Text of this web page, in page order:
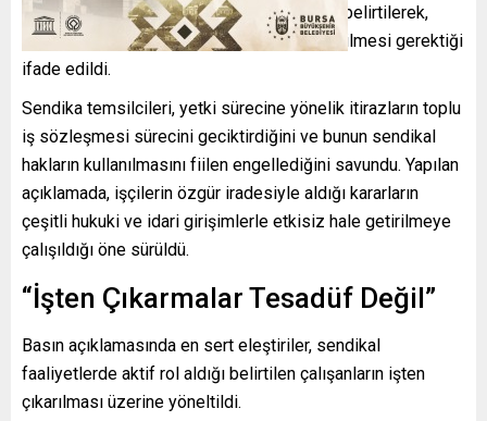
DİSK/Enerji-Sen çatısı altında örgütlendiği belirtilerek,
işçilerin demokratik iradesine saygı gösterilmesi gerektiği
ifade edildi.
Sendika temsilcileri, yetki sürecine yönelik itirazların toplu
iş sözleşmesi sürecini geciktirdiğini ve bunun sendikal
hakların kullanılmasını fiilen engellediğini savundu. Yapılan
açıklamada, işçilerin özgür iradesiyle aldığı kararların
çeşitli hukuki ve idari girişimlerle etkisiz hale getirilmeye
çalışıldığı öne sürüldü.
“İşten Çıkarmalar Tesadüf Değil”
Basın açıklamasında en sert eleştiriler, sendikal
faaliyetlerde aktif rol aldığı belirtilen çalışanların işten
çıkarılması üzerine yöneltildi.